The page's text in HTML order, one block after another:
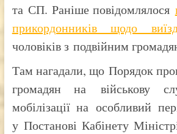
та СП. Раніше повідомлялося
прикордонників щодо
чоловіків з подвійним
Там нагадали, що Порядок
громадян на військову
мобілізації на особливий
у Постанові Кабінету